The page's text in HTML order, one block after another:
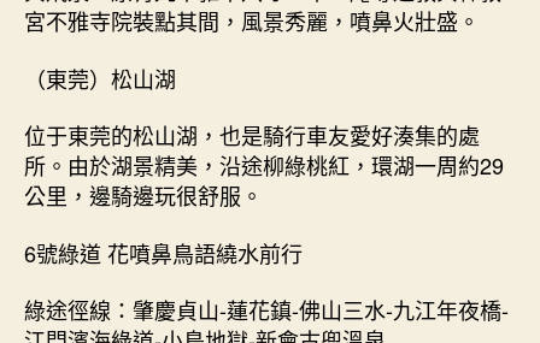
宮不雅寺院裝點其間，風景秀麗，噴鼻火壯盛。
（東莞）松山湖
位于東莞的松山湖，也是騎行車友愛好湊集的處
所。由於湖景精美，沿途柳綠桃紅，環湖一周約29
公里，邊騎邊玩很舒服。
6號綠道 花噴鼻鳥語繞水前行
綠途徑線：肇慶貞山-蓮花鎮-佛山三水-九江年夜橋-